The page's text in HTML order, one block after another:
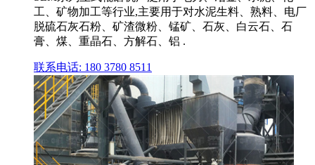
工、矿物加工等行业,主要用于对水泥生料、熟料、电厂
脱硫石灰石粉、矿渣微粉、锰矿、石灰、白云石、石
膏、煤、重晶石、方解石、铝 .
联系电话: 180 3780 8511